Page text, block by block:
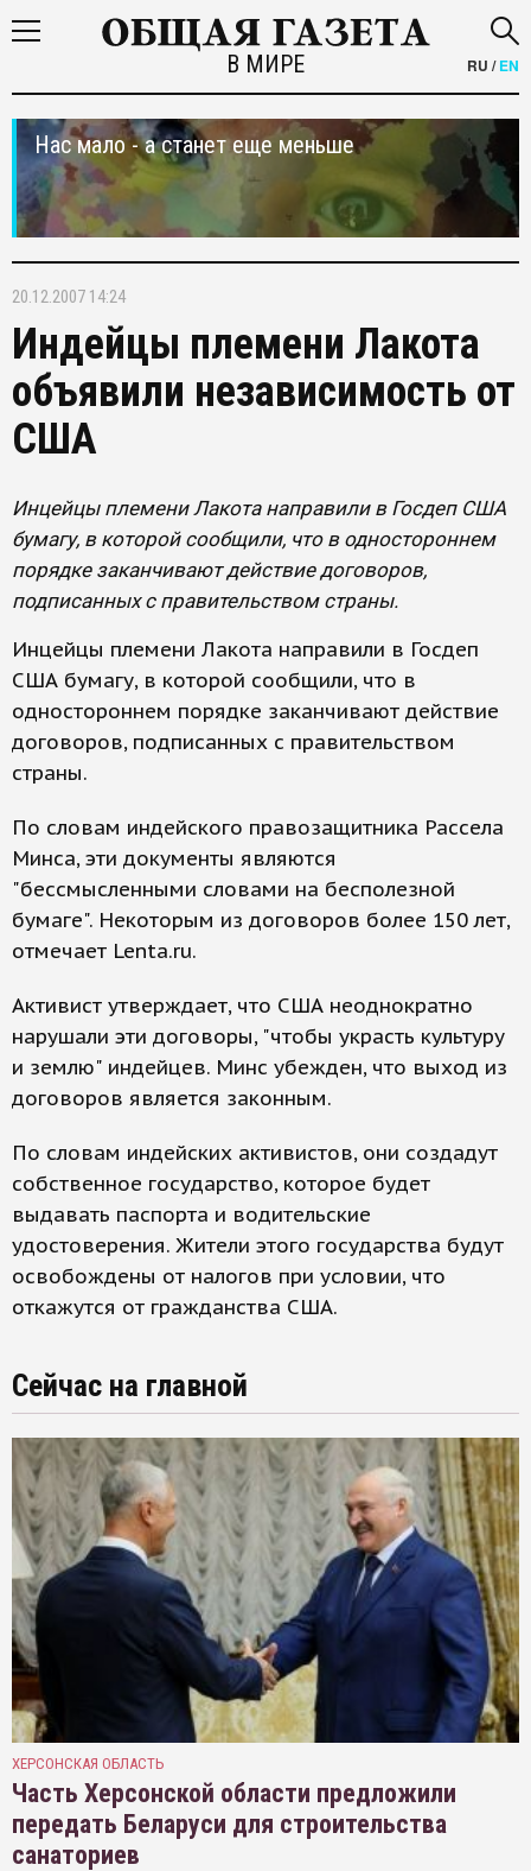
В МИРЕ RU /EN
Нас мало - а станет еще меньше
20.12.2007 14:24
Индейцы племени Лакота
объявили независимость от
США
Инцейцы племени Лакота направили в Госдеп США
бумагу, в которой сообщили, что в одностороннем
порядке заканчивают действие договоров,
подписанных с правительством страны.
Инцейцы племени Лакота направили в Госдеп
США бумагу, в которой сообщили, что в
одностороннем порядке заканчивают действие
договоров, подписанных с правительством
страны.
По словам индейского правозащитника Рассела
Минса, эти документы являются
"бессмысленными словами на бесполезной
бумаге". Некоторым из договоров более 150 лет,
отмечает Lenta.ru.
Активист утверждает, что США неоднократно
нарушали эти договоры, "чтобы украсть культуру
и землю" индейцев. Минс убежден, что выход из
договоров является законным.
По словам индейских активистов, они создадут
собственное государство, которое будет
выдавать паспорта и водительские
удостоверения. Жители этого государства будут
освобождены от налогов при условии, что
откажутся от гражданства США.
Сейчас на главной
ХЕРСОНСКАЯ ОБЛАСТЬ
Часть Херсонской области предложили
передать Беларуси для строительства
санаториев